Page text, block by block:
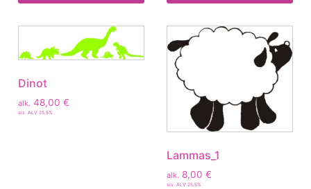
Dinot
alk. 48,00 €
sis. ALV 25,5%
Lammas_1
alk. 8,00 €
sis. ALV 25,5%